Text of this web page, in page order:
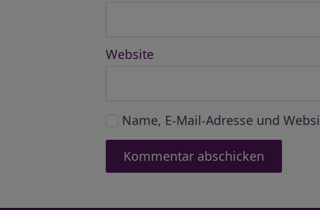
Website
Name, E-Mail-Adresse und